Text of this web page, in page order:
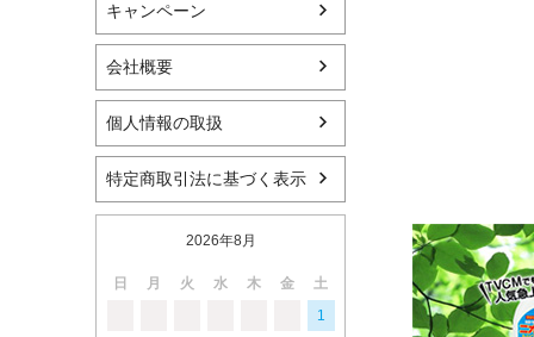
キャンペーン
会社概要
個人情報の取扱
特定商取引法に基づく表示
2026年8月
日 月 火 水 木 金
土
1